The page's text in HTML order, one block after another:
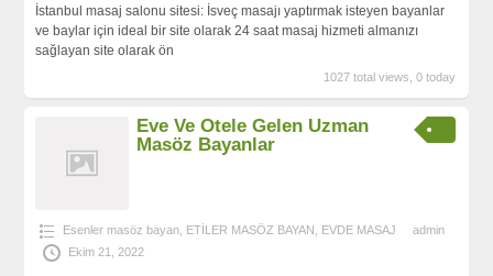
İstanbul masaj salonu sitesi: İsveç masajı yaptırmak isteyen bayanlar
ve baylar için ideal bir site olarak 24 saat masaj hizmeti almanızı
sağlayan site olarak ön
1027 total views, 0 today
Eve Ve Otele Gelen Uzman
Masöz Bayanlar
Esenler masöz bayan, ETİLER MASÖZ BAYAN EVDE MASAJ
admin
Ekim 21, 2022